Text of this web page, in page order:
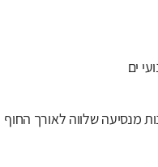
ים
מנסיעה שלווה לאורך החוף